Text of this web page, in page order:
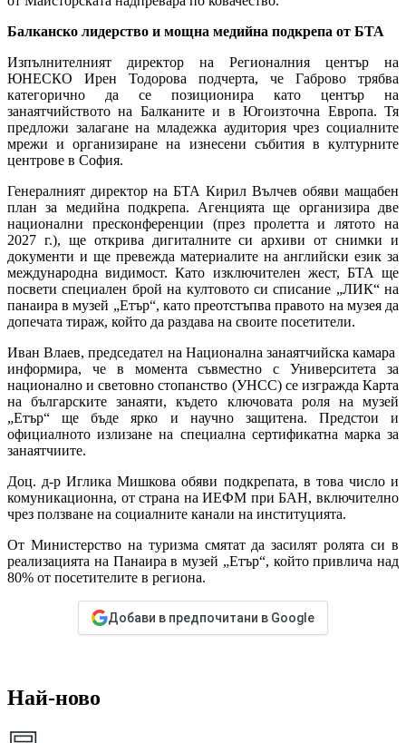
Балканско лидерство и мощна медийна подкрепа от БТА
Изпълнителният директор на Регионалния център на
ЮНЕСКО Ирен Тодорова подчерта, че Габрово трябва
категорично да се позиционира като център на
занаятчийството на Балканите и в Югоизточна Европа. Тя
предложи залагане на младежка аудитория чрез социалните
мрежи и организиране на изнесени събития в културните
центрове в София.
Генералният директор на БТА Кирил Вълчев обяви мащабен
план за медийна подкрепа. Агенцията ще организира две
национални пресконференции (през пролетта и лятото на
2027 г.), ще открива дигиталните си архиви от снимки и
документи и ще превежда материалите на английски език за
международна видимост. Като изключителен жест, БТА ще
посвети специален брой на култовото си списание „ЛИК“ на
панаира в музей „Етър“, като преотстъпва правото на музея да
допечата тираж, който да раздава на своите посетители.
Иван Влаев, председател на Национална занаятчийска камара
информира, че в момента съвместно с Университета за
национално и световно стопанство (УНСС) се изгражда Карта
на българските занаяти, където ключовата роля на музей
„Етър“ ще бъде ярко и научно защитена. Предстои и
официалното излизане на специална сертификатна марка за
занаятчиите.
Доц. д-р Иглика Мишкова обяви подкрепата, в това число и
комуникационна, от страна на ИЕФМ при БАН, включително
чрез ползване на социалните канали на институцията.
От Министерство на туризма смятат да засилят ролята си в
реализацията на Панаира в музей „Етър“, който привлича над
80% от посетителите в региона.
Добави в предпочитани в Google
Най-ново